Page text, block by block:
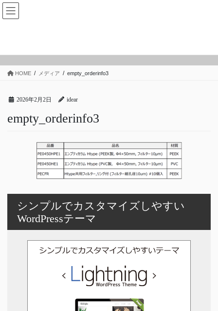
コ
ン
へ
ス
ナ
ビ
ョ
ン
HOME メディア empty_orderinfo3
2026年2月2日 idear
empty_orderinfo3
シンプルでカスタマイズしやすい
WordPressテーマ